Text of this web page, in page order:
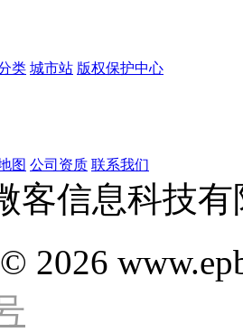
类 城市站 版权保护中心
图 公司资质 联系我们
客信息科技
2026